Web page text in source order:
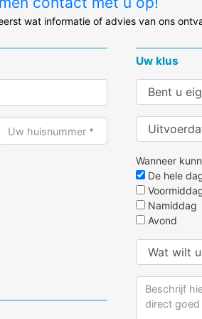
wat informatie of advies van ons
Uw klus
Wanneer
De hele
Namiddag
Avond